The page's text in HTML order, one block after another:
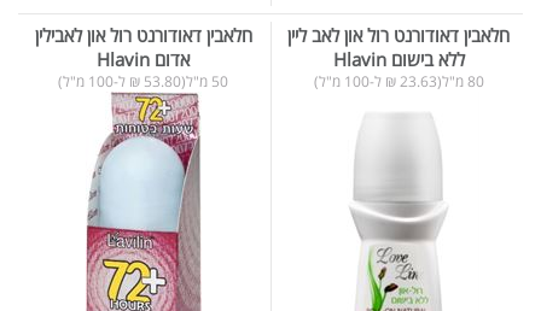
חלאבין דאודורנט רול און לאב ליין
ללא בישום Hlavin
80 מ"ל(23.63 ₪ ל-100 מ"ל)
חלאבין דאודורנט רול און לאבילין
אדום Hlavin
50 מ"ל(53.80 ₪ ל-100 מ"ל)